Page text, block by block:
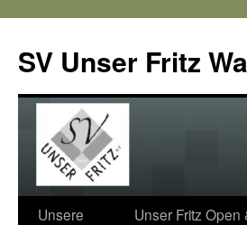
SV Unser Fritz
Zum
Unsere
Unser Fritz Open